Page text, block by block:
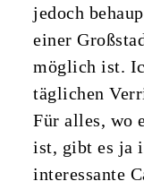
jedoch
einer
möglich ist.
täglichen
Für alles, wo
ist, gibt es ja
interessante